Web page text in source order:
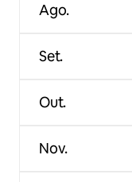
Ago.
Set.
Out.
Nov.